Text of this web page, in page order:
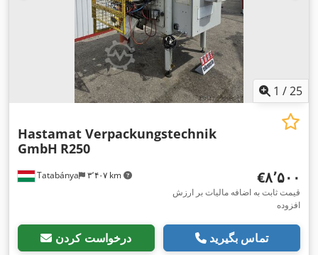
1 /25
Tatabánya ۳٬۴۰۷ km
Hastamat Verpackungstechnik
GmbH R250
‎€۸٬۵۰۰
قیمت ثابت به اضافه مالیات بر ارزش
افزوده
درخواست کردن تماس بگیرید